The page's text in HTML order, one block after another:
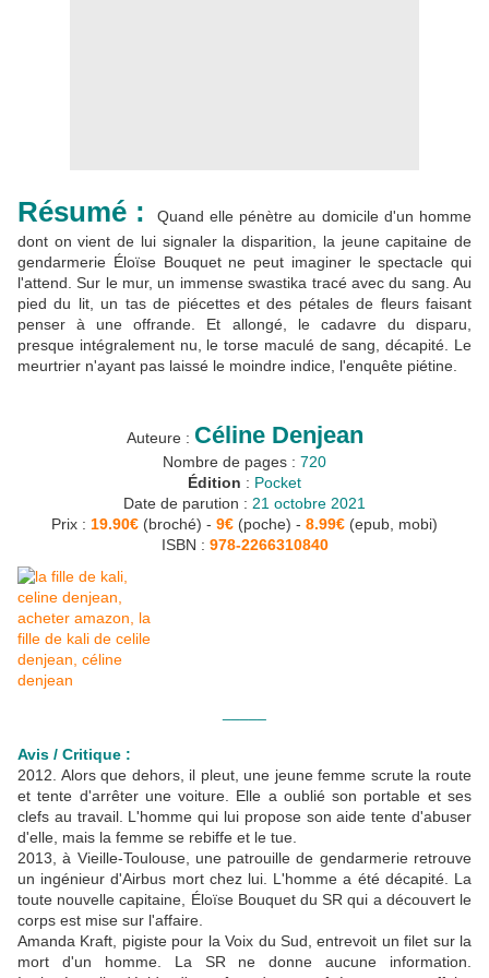
Résumé :
Quand elle pénètre au domicile d'un homme
dont on vient de lui signaler la disparition, la jeune capitaine de
gendarmerie Éloïse Bouquet ne peut imaginer le spectacle qui
l'attend. Sur le mur, un immense swastika tracé avec du sang. Au
pied du lit, un tas de piécettes et des pétales de fleurs faisant
penser à une offrande. Et allongé, le cadavre du disparu,
presque intégralement nu, le torse maculé de sang, décapité. Le
meurtrier n'ayant pas laissé le moindre indice, l'enquête piétine.
Auteure : Céline Denjean
Nombre de pages : 720
Édition : Pocket
Date de parution : 21 octobre 2021
Prix : 19.90€ (broché) - 9€ (poche) - 8.99€ (epub, mobi)
ISBN : 978-2266310840
Avis / Critique :
2012. Alors que dehors, il pleut, une jeune femme scrute la route
et tente d'arrêter une voiture. Elle a oublié son portable et ses
clefs au travail. L'homme qui lui propose son aide tente d'abuser
d'elle, mais la femme se rebiffe et le tue.
2013, à Vieille-Toulouse, une patrouille de gendarmerie retrouve
un ingénieur d'Airbus mort chez lui. L'homme a été décapité. La
toute nouvelle capitaine, Éloïse Bouquet du SR qui a découvert le
corps est mise sur l'affaire.
Amanda Kraft, pigiste pour la Voix du Sud, entrevoit un filet sur la
mort d'un homme. La SR ne donne aucune information.